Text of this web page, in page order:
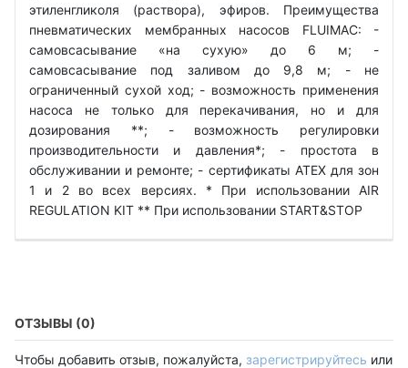
этиленгликоля (раствора), эфиров. Преимущества
пневматических мембранных насосов FLUIMAC: -
самовсасывание «на сухую» до 6 м; -
самовсасывание под заливом до 9,8 м; - не
ограниченный сухой ход; - возможность применения
насоса не только для перекачивания, но и для
дозирования **; - возможность регулировки
производительности и давления*; - простота в
обслуживании и ремонте; - сертификаты ATEX для зон
1 и 2 во всех версиях. * При использовании AIR
REGULATION KIT ** При использовании START&STOP
ОТЗЫВЫ (0)
Чтобы добавить отзыв, пожалуйста, зарегистрируйтесь или